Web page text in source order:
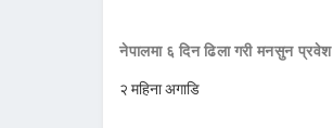
नेपालमा ६ दिन ढिला गरी मनसुन प्रवेश
२ महिना अगाडि